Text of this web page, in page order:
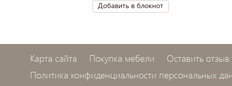
Добавить в блокнот
Карта сайта Покупка мебели
Оставить отзыв
Политика конфиденциальности персональных